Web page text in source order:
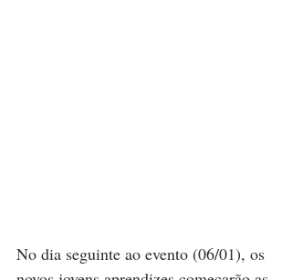
No dia seguinte ao evento (06/01), os